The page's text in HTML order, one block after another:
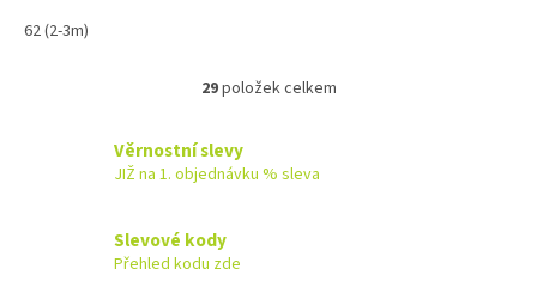
62 (2-3m)
O
á
29položek celkem
Věrnostní slevy
JIŽ na 1. objednávku % sleva
Slevové kody
Přehled kodu zde